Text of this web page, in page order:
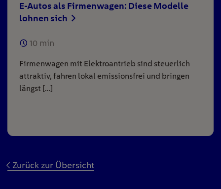
E-Autos als Firmenwagen: Diese Modelle
lohnen sich
10 min
Firmenwagen mit Elektroantrieb sind steuerlich
attraktiv, fahren lokal emissionsfrei und bringen
längst […]
Zurück zur Übersicht